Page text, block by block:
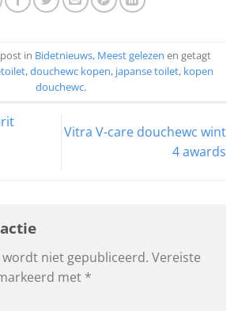
in Bidetnieuws, Meest gelezen en getagt
,douchewc kopen, japanse toilet, kopen
douchewc.
Vitra V-care douchewc wint
4 awards
wordt niet gepubliceerd. Vereiste
met *